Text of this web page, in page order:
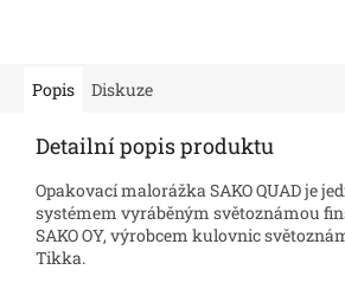
Popis Diskuze
Detailní popis produktu
Opakovací malorážka SAKO QUAD je
systémem vyráběným světoznámou
SAKO OY, výrobcem kulovnic
Tikka.